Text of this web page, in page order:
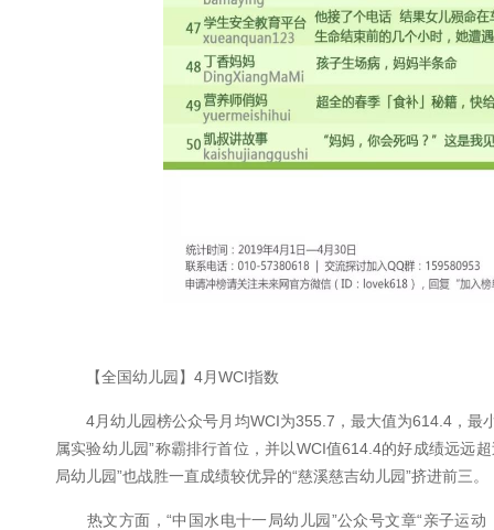
【全国幼儿园】4月WCI指数
4月幼儿园榜公众号月均WCI为355.7，最大值为614.4，最
属实验幼儿园”称霸排行首位，并以WCI值614.4的好成绩远远
局幼儿园”也战胜一直成绩较优异的“慈溪慈吉幼儿园”挤进前三。
热文方面，“中国水电十一局幼儿园”公众号文章“亲子